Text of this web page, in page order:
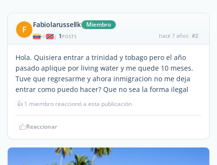
F Fabiolarussellk Miembro
| 1 POSTS hace 7 años #2
Hola. Quisiera entrar a trinidad y tobago pero el año
pasado aplique por living water y me quede 10 meses.
Tuve que regresarme y ahora inmigracion no me deja
entrar como puedo hacer? Que no sea la forma ilegal
👍 1 miembro reaccionó a esta publicación
Reaccionar